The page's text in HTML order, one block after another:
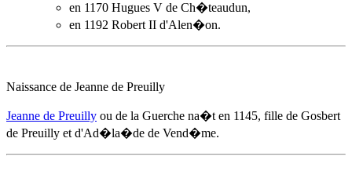
en 1170 Hugues V de Ch�teaudun,
en 1192 Robert II d'Alen�on.
Naissance de Jeanne de Preuilly
Jeanne de Preuilly ou de la Guerche na�t en 1145, fille de Gosbert
de Preuilly et d'Ad�la�de de Vend�me.